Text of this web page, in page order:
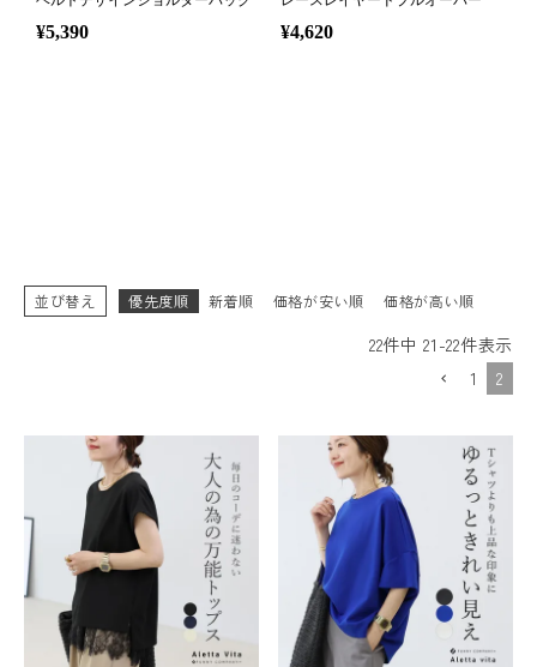
並び替え 優先度順 新着順 価格が安い順 価格が高い順
22件中 21 -22件表示
1
2